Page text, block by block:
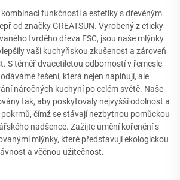
funkčnosti a estetiky s dřevěným
od značky GREATSUN. Vyrobený z eticky
tvrdého dřeva FSC, jsou naše mlýnky
vaši kuchyňskou zkušenost a zároveň
S téměř dvacetiletou odborností v řemesle
řešení, která nejen naplňují, ale
náročných kuchyní po celém světě. Naše
tak, aby poskytovaly nejvyšší odolnost a
čímž se stávají nezbytnou pomůckou
nadšence. Zažijte umění kořenění s
mlýnky, které představují ekologickou
a věčnou užitečnost.